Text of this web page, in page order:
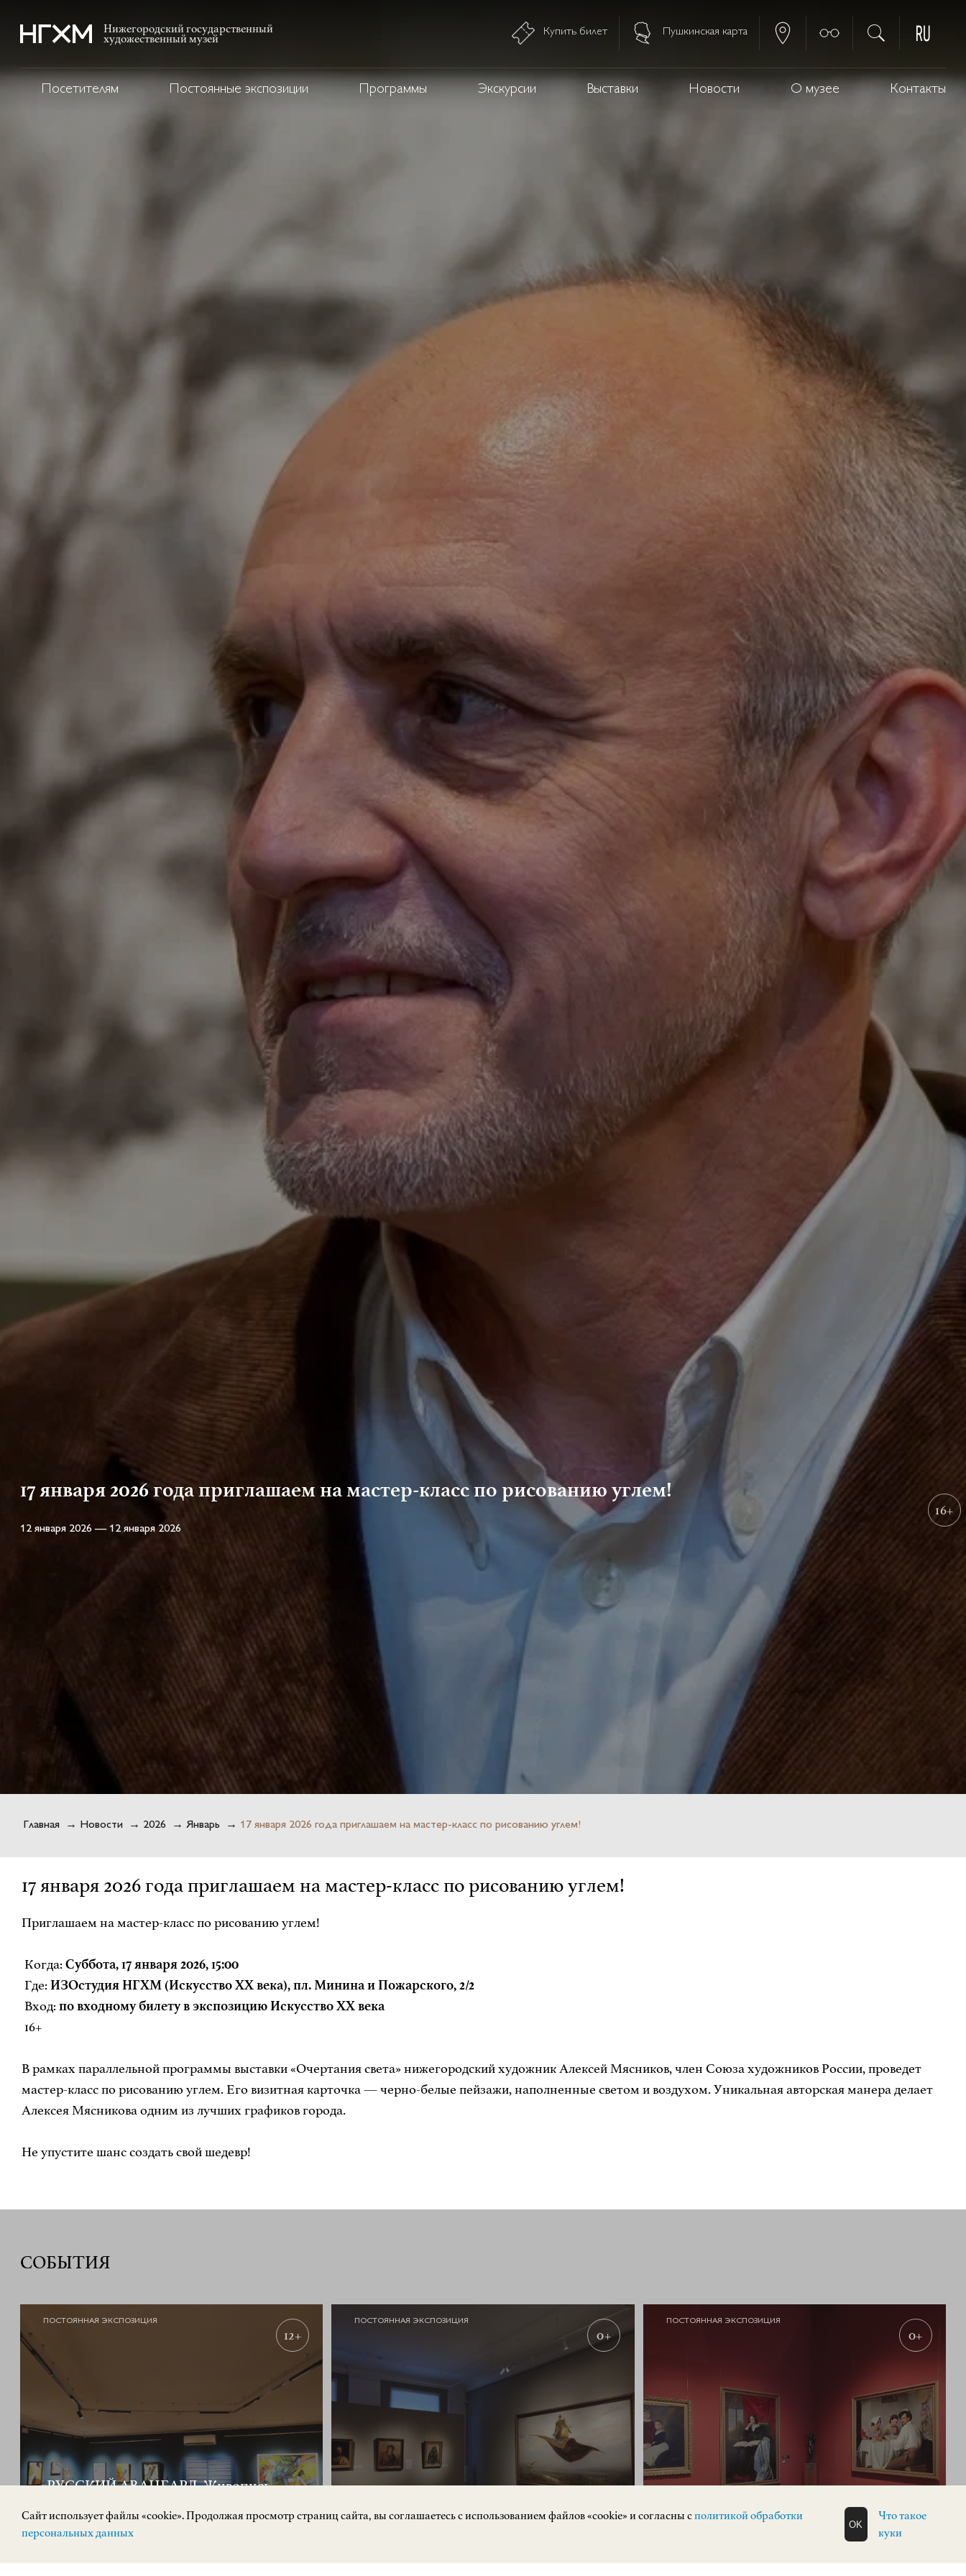
17 января 2026 года приглашаем на мастер-класс по рисованию углем!
12 января 2026 — 12 января 2026
16+
Нижегородский государственный
художественный музей
Купить билет Пушкинская карта
Посетителям Постоянные экспозиции Программы Экскурсии Выставки Новости О музее Контакты
Главная → Новости → 2026 → Январь → 17 января 2026 года приглашаем на мастер-класс по рисованию углем!
17 января 2026 года приглашаем на мастер-класс по рисованию углем!
Приглашаем на мастер-класс по рисованию углем!
Когда:Суббота, 17 января 2026, 15:00
Где:ИЗОстудия НГХМ (Искусство XX века), пл. Минина и Пожарского, 2/2
Вход:по входному билету в экспозицию Искусство XX века
16+
В рамках параллельной программы выставки «Очертания света» нижегородский художник Алексей Мясников, член Союза художников России, проведет
мастер-класс по рисованию углем. Его визитная карточка — черно-белые пейзажи, наполненные светом и воздухом. Уникальная авторская манера делает
Алексея Мясникова одним из лучших графиков города.
Не упустите шанс создать свой шедевр!
СОБЫТИЯ
ПОСТОЯННАЯ ЭКСПОЗИЦИЯ
12+
«РУССКИЙ АВАНГАРД. Живопись,
ИСКУССТВО XX ВЕКА
ПОСТОЯННАЯ ЭКСПОЗИЦИЯ
0+
Экспозиция «Русское искусство»
ПОСТОЯННАЯ ЭКСПОЗИЦИЯ
0+
НА ЭКСКУРСИЮ
Cайт использует файлы «cookie». Продолжая просмотр страниц сайта, вы соглашаетесь с использованием файлов «cookie» и согласны сполитикой обработки
персональных данных
OK
Что такое
куки